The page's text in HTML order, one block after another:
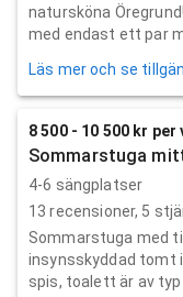
natursköna
med endast ett par
Läs mer och se
8 500 - 10 500 kr per
Sommarstuga
4-6 sängplatser
13 recensioner, 5
Sommarstuga med
insynsskyddad tomt
spis, toalett är av typ